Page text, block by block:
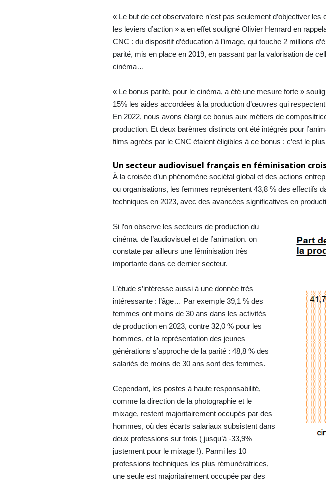
« Le but de cet observatoire n’est pas seulement d’objectiver
les leviers d’action » a en effet souligné Olivier Henrard en
CNC : du dispositif d’éducation à l’image, qui touche 2 millions
parité, mis en place en 2019, en passant par la valorisation de
cinéma…
« Le bonus parité, pour le cinéma, a été une mesure forte »
15% les aides accordées à la production d’œuvres qui
En 2022, nous avons élargi ce bonus aux métiers de
production. Et deux barèmes distincts ont été intégrés pour
films agréés par le CNC étaient éligibles à ce bonus : c’est le
Un secteur audiovisuel français en féminisation
À la croisée d’un phénomène sociétal global et des actions
ou organisations, les femmes représentent 43,8 % des effectifs
techniques en 2023, avec des avancées significatives en
Si l’on observe les secteurs de production du
cinéma, de l’audiovisuel et de l’animation, on
constate par ailleurs une féminisation très
importante dans ce dernier secteur.
L’étude s’intéresse aussi à une donnée très
intéressante : l’âge… Par exemple 39,1 % des
femmes ont moins de 30 ans dans les activités
de production en 2023, contre 32,0 % pour les
hommes, et la représentation des jeunes
générations s’approche de la parité : 48,8 % des
salariés de moins de 30 ans sont des femmes.
Cependant, les postes à haute responsabilité,
comme la direction de la photographie et le
mixage, restent majoritairement occupés par des
hommes, où des écarts salariaux subsistent dans
deux professions sur trois ( jusqu’à -33,9%
justement pour le mixage !). Parmi les 10
professions techniques les plus rémunératrices,
une seule est majoritairement occupée par des